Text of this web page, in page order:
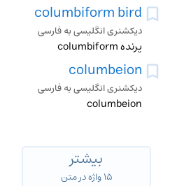
columbiform bird
دیکشنری انگلیسی به فارسی
پرنده columbiform
columbeion
دیکشنری انگلیسی به فارسی
columbeion
بیشتر
۱۵ واژه در متن